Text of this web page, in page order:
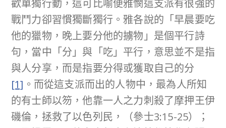
歡單獨行動，這可比喻便雅憫這支派有很強的
戰鬥力卻習慣獨斷獨行。雅各說的「早晨要吃
他的獵物，晚上要分他的擄物」是個平行詩
句，當中「分」與「吃」平行，意思並不是指
與人分享，而是指要分得或獲取自己的分
[1] 。而從這支派而出的人物中，最為人所知
的有士師以笏，他靠一人之力刺殺了摩押王伊
磯倫，拯救了以色列民，（參士3:15-25）；